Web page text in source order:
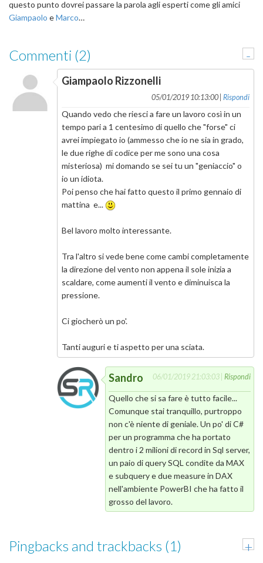
questo punto dovrei passare la parola agli esperti come gli amici
Giampaolo eMarco…
Commenti (2) -
Giampaolo Rizzonelli
05/01/2019 10:13:00 | Rispondi
Quando vedo che riesci a fare un lavoro così in un
tempo pari a 1 centesimo di quello che "forse" ci
avrei impiegato io (ammesso che io ne sia in grado,
le due righe di codice per me sono una cosa
misteriosa) mi domando se sei tu un "geniaccio" o
io un idiota.
Poi penso che hai fatto questo il primo gennaio di
mattina e...
Bel lavoro molto interessante.
Tra l'altro si vede bene come cambi completamente
la direzione del vento non appena il sole inizia a
scaldare, come aumenti il vento e diminuisca la
pressione.
Ci giocherò un po'.
Tanti auguri e ti aspetto per una sciata.
Sandro 06/01/2019 21:03:03 | Rispondi
Quello che si sa fare è tutto facile...
Comunque stai tranquillo, purtroppo
non c'è niente di geniale. Un po' di C#
per un programma che ha portato
dentro i 2 milioni di record in Sql server,
un paio di query SQL condite da MAX
e subquery e due measure in DAX
nell'ambiente PowerBI che ha fatto il
grosso del lavoro.
Pingbacks and trackbacks (1)
+